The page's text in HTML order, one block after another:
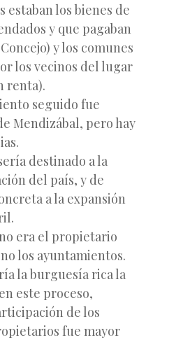
estaban los bienes de
y que pagaban
y los comunes
los vecinos del lugar
renta).
seguido fue
Mendizábal, pero hay
destinado a la
del país, y de
a la expansión
era el propietario
los ayuntamientos.
la burguesía rica la
este proceso,
de los
fue mayor